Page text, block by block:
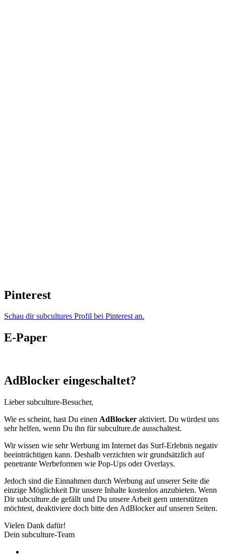
Pinterest
Schau dir subcultures Profil bei Pinterest an.
E-Paper
AdBlocker eingeschaltet?
Lieber subculture-Besucher,
Wie es scheint, hast Du einen AdBlocker aktiviert. Du würdest uns
sehr helfen, wenn Du ihn für subculture.de ausschaltest.
Wir wissen wie sehr Werbung im Internet das Surf-Erlebnis negativ
beeinträchtigen kann. Deshalb verzichten wir grundsätzlich auf
penetrante Werbeformen wie Pop-Ups oder Overlays.
Jedoch sind die Einnahmen durch Werbung auf unserer Seite die
einzige Möglichkeit Dir unsere Inhalte kostenlos anzubieten. Wenn
Dir subculture.de gefällt und Du unsere Arbeit gern unterstützen
möchtest, deaktiviere doch bitte den AdBlocker auf unseren Seiten.
Vielen Dank dafür!
Dein subculture-Team